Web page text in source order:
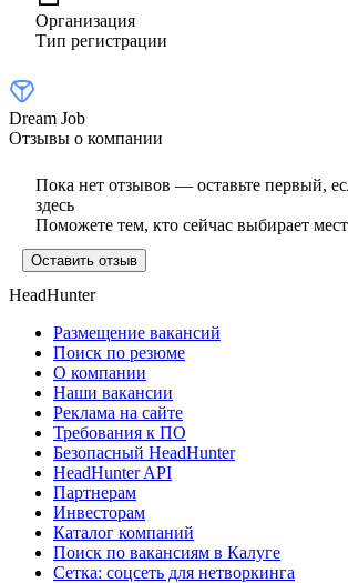
Организация
Тип регистрации
Dream Job
Отзывы о компании
Пока нет отзывов — оставьте первый,
здесь
Поможете тем, кто сейчас выбирает
Оставить отзыв
HeadHunter
Размещение вакансий
Поиск по резюме
О компании
Наши вакансии
Реклама на сайте
Требования к ПО
Безопасный HeadHunter
HeadHunter API
Партнерам
Инвесторам
Каталог компаний
Поиск по вакансиям в Калуге
Сетка: соцсеть для нетворкинга